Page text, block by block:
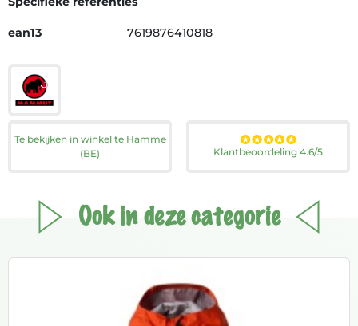
ean13 7619876410818
Te bekijken in winkel te Hamme
(BE)
Klantbeoordeling 4.6/5
Ook in deze categorie